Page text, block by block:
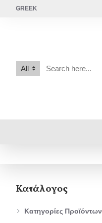
GREEK
All
Κατάλογος
Κατηγορίες Προϊόντων